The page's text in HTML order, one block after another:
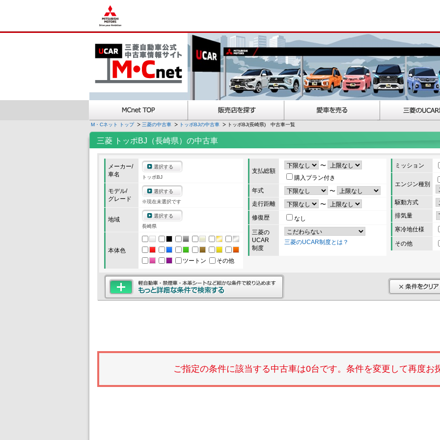
M・Cネット トップ 三菱の中古車 トッポBJの中古車 トッポBJ(長崎県) 中古車一覧
三菱 トッポBJ（長崎県）の中古車
メーカー/
車名
選択する
トッポBJ
モデル/
グレード
選択する
※現在未選択です
地域
選択する
長崎県
本体色
ツートン
その他
支払総額
〜
購入プラン付き
年式
〜
走行距離
〜
修復歴
なし
三菱の
UCAR
制度
三菱のUCAR制度とは？
ミッション
エンジン種別
駆動方式
排気量
寒冷地仕様
その他
ご指定の条件に該当する中古車は0台です。条件を変更して再度お